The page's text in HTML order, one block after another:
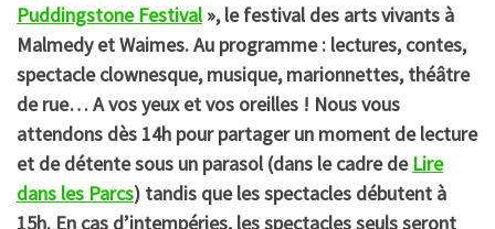
Puddingstone Festival», le festival des arts vivants à
Malmedy et Waimes. Au programme : lectures, contes,
spectacle clownesque, musique, marionnettes, théâtre
de rue… A vos yeux et vos oreilles ! Nous vous
attendons dès 14h pour partager un moment de lecture
et de détente sous un parasol (dans le cadre de Lire
dans les Parcs) tandis que les spectacles débutent à
15h. En cas d’intempéries, les spectacles seuls seront